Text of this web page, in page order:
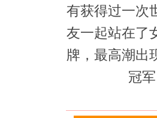
有获得过一次
友一起站在了
牌，最高潮出
冠